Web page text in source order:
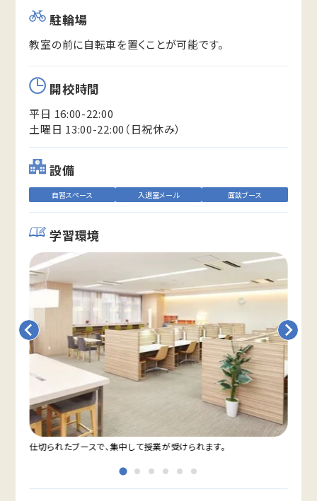
駐輪場
教室の前に自転車を置くことが可能です。
開校時間
平日 16:00-22:00
土曜日 13:00-22:00（日祝休み）
設備
自習スペース 入退室メール 面談ブース
学習環境
仕切られたブースで、集中して授業が受けられます。